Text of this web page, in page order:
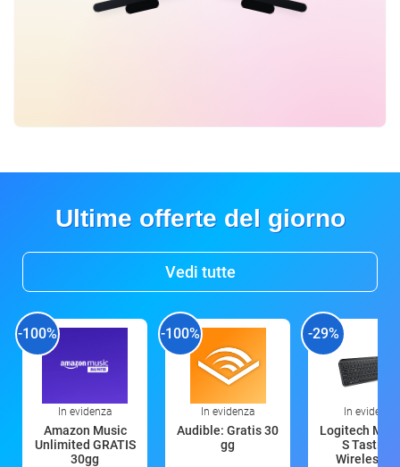
Ultime offerte del giorno
Vedi tutte
-100%
In evidenza
Amazon Music
Unlimited GRATIS
30gg
-100%
In evidenza
Audible: Gratis 30
gg
-29%
In evidenza
Logitech MX
S Tastiera
Wireless